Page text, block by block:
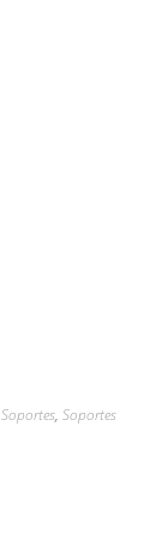
Soportes, Soportes